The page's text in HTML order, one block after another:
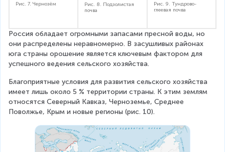
Рис. 7. Чернозём
Рис. 8. Подзолистая
почва
Рис. 9. Тундрово-
глеевая почва
Россия обладает огромными запасами пресной воды, но
они распределены неравномерно. В засушливых районах
юга страны орошение является ключевым фактором для
успешного ведения сельского хозяйства.
Благоприятные условия для развития сельского хозяйства
имеет лишь около 5 % территории страны. К этим землям
относятся Северный Кавказ, Черноземье, Среднее
Поволжье, Крым и новые регионы (рис. 10).